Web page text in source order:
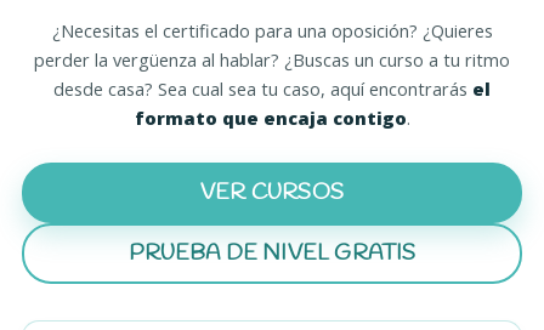
¿Necesitas el certificado para una oposición? ¿Quieres
perder la vergüenza al hablar? ¿Buscas un curso a tu ritmo
desde casa? Sea cual sea tu caso, aquí encontrarás el
formato que encaja contigo.
VER CURSOS
PRUEBA DE NIVEL GRATIS
(SE ABRE EN UNA